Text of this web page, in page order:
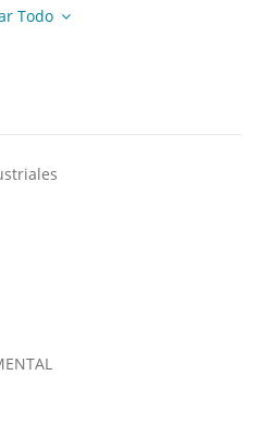
exclusiva para
contacto con nuestro
Todo